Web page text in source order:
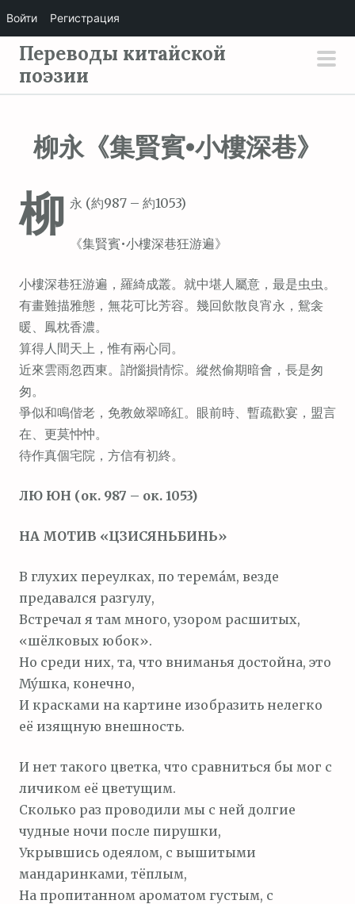
р
Переводы китайской
поэзии
柳永《集賢賓•小樓深巷》
柳 永 (約987 – 約1053)
《集賢賓•小樓深巷狂游遍》
小樓深巷狂游遍，羅綺成叢。就中堪人屬意，最是虫虫。
有畫難描雅態，無花可比芳容。幾回飲散良宵永，鴛衾
暖、鳳枕香濃。
算得人間天上，惟有兩心同。
近來雲雨忽西東。誚惱損情悰。縱然偷期暗會，長是匆
匆。
爭似和鳴偕老，免教斂翠啼紅。眼前時、暫疏歡宴，盟言
在、更莫忡忡。
待作真個宅院，方信有初終。
ЛЮ ЮН (ок. 987 – ок. 1053)
НА МОТИВ «ЦЗИСЯНЬБИНЬ»
В глухих переулках, по терема́м, везде
предавался разгулу,
Встречал я там много, узором расшитых,
«шёлковых юбок».
Но среди них, та, что вниманья достойна, это
Му́шка, конечно,
И красками на картине изобразить нелегко
её изящную внешность.
И нет такого цветка, что сравниться бы мог с
личиком её цветущим.
Сколько раз проводили мы с ней долгие
чудные ночи после пирушки,
Укрывшись одеялом, с вышитыми
мандаринками, тёплым,
На пропитанном ароматом густым, с
Войти Регистрация